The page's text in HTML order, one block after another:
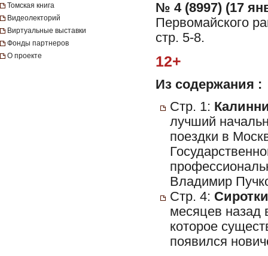
Томская книга
Видеолекторий
Виртуальные выставки
Фонды партнеров
О проекте
№ 4 (8997) (17
Первомайского
стр. 5-8.
12+
Из содержания :
Стр. 1:
лучший
поездки в
Владимир
Стр. 4:
месяцев назад
которое
появился